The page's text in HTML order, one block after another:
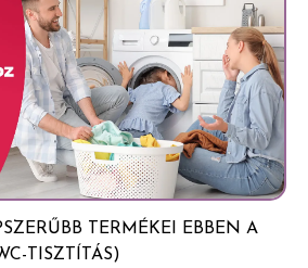
Oil, Pogostemon Cablin Oil,
Aurantium Peel Oil, Rose
szemirritációt okoz. Orvosi
kéznél a termék edényét
elzárva tartandó.
használata kötelező. HA BŐRRE
vízzel. SZEMBE KERÜLÉS ESETÉN:
öblítés vízzel. Adott esetben
ha könnyen megoldható.
Ha a szemirritáció nem múlik el:
TERMÉKEI EBBEN A
TISZTÍTÁS)